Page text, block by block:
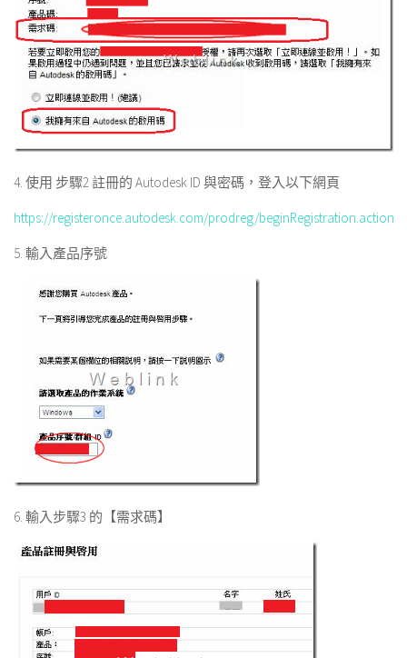
4. 使用 步驟2 註冊的 Autodesk ID 與密碼，登入以下網頁
https://registeronce.autodesk.com/prodreg/beginRegistration.action
5. 輸入產品序號
6. 輸入步驟3 的【需求碼】